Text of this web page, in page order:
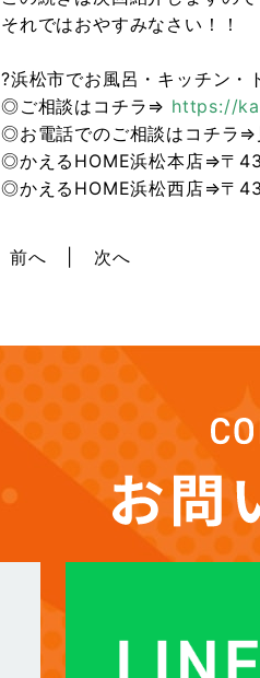
それではおやすみなさい！！
?浜松市でお風呂・キッチン・
◎ご相談はコチラ⇒ https://
◎お電話でのご相談はコチラ
◎かえるHOME浜松本店⇒〒
◎かえるHOME浜松西店⇒〒
前へ 次へ